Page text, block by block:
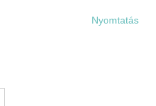
Nyomtatás